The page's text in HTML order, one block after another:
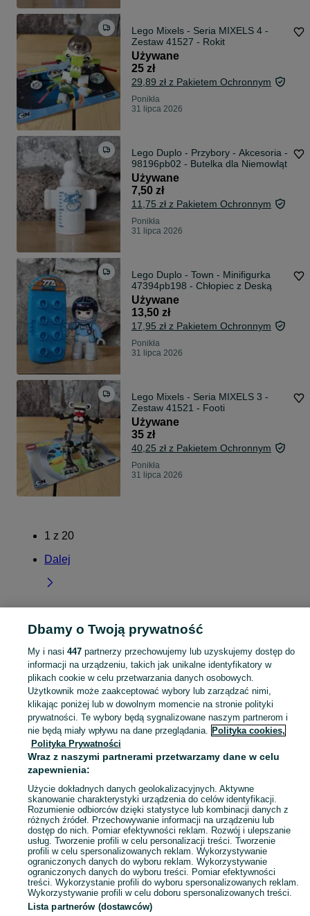
Lego Mixels - Seria MIXELS 4 -
Zestaw 41527 - Rokit
Używane
25 zł
29,89 zł z Pakietem Ochronnym
Ponikła
31 lipca 2026
Lego Duplo - Przybory - Akcesoria -
98196pb02 - Butelka dla Niemowląt
Używane
7,50 zł
11,75 zł z Pakietem Ochronnym
Ponikła
31 lipca 2026
Lego Duplo - Town - Minifigurka
47394pb198 - Chłopiec z Deską
Używane
13,50 zł
17,95 zł z Pakietem Ochronnym
Ponikła
31 lipca 2026
Lego Mixels - Seria MIXELS 3 -
Zestaw 41521 - Footi
Używane
35 zł
40,25 zł z Pakietem Ochronnym
Ponikła
31 lipca 2026
1 z 20
Dalej
Strona główna Łódzkie Ponikła
KATEGORIA
Skorzystaj z największego serwisu ogłoszeniowego - Ponikła i okolice! Kupuj to, czego pragniesz i sprzedawaj to, czego już nie potrzebujesz! Zobacz
Mapa kategorii
Mapa miejscowości
Mapa ministron
Popularne wyszukiwania
Dbamy o Twoją prywatność
My i nasi 447partnerzy przechowujemy lub uzyskujemy dostęp do
informacji na urządzeniu, takich jak unikalne identyfikatory w
plikach cookie w celu przetwarzania danych osobowych.
Użytkownik może zaakceptować wybory lub zarządzać nimi,
klikając poniżej lub w dowolnym momencie na stronie polityki
prywatności. Te wybory będą sygnalizowane naszym partnerom i
nie będą miały wpływu na dane przeglądania. Polityka cookies,
Polityka Prywatności
Wraz z naszymi partnerami przetwarzamy dane w celu
zapewnienia:
Użycie dokładnych danych geolokalizacyjnych. Aktywne
skanowanie charakterystyki urządzenia do celów identyfikacji.
Rozumienie odbiorców dzięki statystyce lub kombinacji danych z
różnych źródeł. Przechowywanie informacji na urządzeniu lub
dostęp do nich. Pomiar efektywności reklam. Rozwój i ulepszanie
usług. Tworzenie profili w celu personalizacji treści. Tworzenie
profili w celu spersonalizowanych reklam. Wykorzystywanie
ograniczonych danych do wyboru reklam. Wykorzystywanie
ograniczonych danych do wyboru treści. Pomiar efektywności
treści. Wykorzystanie profili do wyboru spersonalizowanych reklam.
Wykorzystywanie profili w celu doboru spersonalizowanych treści.
Lista partnerów (dostawców)